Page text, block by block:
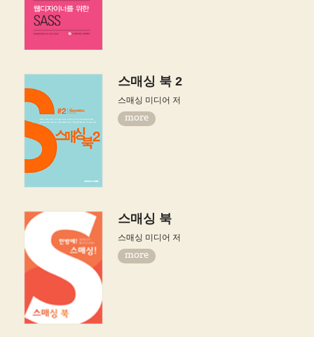
스매싱 북 2
스매싱 미디어 저
more
스매싱 북
스매싱 미디어 저
more